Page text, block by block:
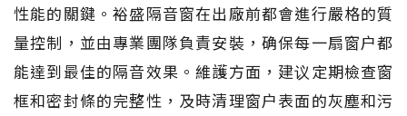
性能的關鍵。裕盛隔音窗在出廠前都會進行嚴格的質
量控制，並由專業團隊負責安裝，确保每一扇窗户都
能達到最佳的隔音效果。維護方面，建议定期檢查窗
框和密封條的完整性，及時清理窗户表面的灰塵和污